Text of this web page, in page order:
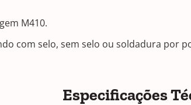
M410.
com selo, sem selo ou soldadura por
Especificações